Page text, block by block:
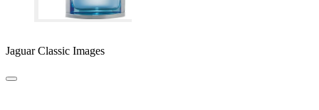
Jaguar Classic Images